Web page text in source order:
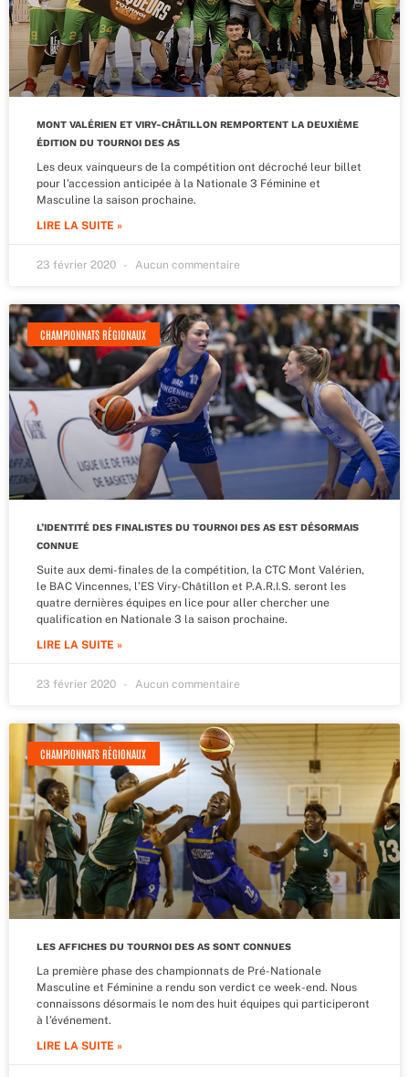
MONT VALÉRIEN ET VIRY-CHÂTILLON REMPORTENT LA DEUXIÈME
ÉDITION DU TOURNOI DES AS
Les deux vainqueurs de la compétition ont décroché leur billet
pour l’accession anticipée à la Nationale 3 Féminine et
Masculine la saison prochaine.
LIRE LA SUITE »
23 février 2020 Aucun commentaire
CHAMPIONNATS RÉGIONAUX
L’IDENTITÉ DES FINALISTES DU TOURNOI DES AS EST DÉSORMAIS
CONNUE
Suite aux demi-finales de la compétition, la CTC Mont Valérien,
le BAC Vincennes, l’ES Viry-Châtillon et P.A.R.I.S. seront les
quatre dernières équipes en lice pour aller chercher une
qualification en Nationale 3 la saison prochaine.
LIRE LA SUITE »
23 février 2020 Aucun commentaire
CHAMPIONNATS RÉGIONAUX
LES AFFICHES DU TOURNOI DES AS SONT CONNUES
La première phase des championnats de Pré-Nationale
Masculine et Féminine a rendu son verdict ce week-end. Nous
connaissons désormais le nom des huit équipes qui participeront
à l’événement.
LIRE LA SUITE »